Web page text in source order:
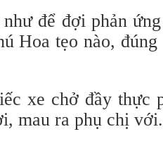
để đợi phản
Hoa tẹo nào,
xe chở đầy thực
mau ra phụ chị với.